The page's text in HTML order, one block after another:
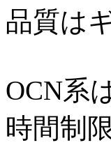
品質は
OCN系
時間制